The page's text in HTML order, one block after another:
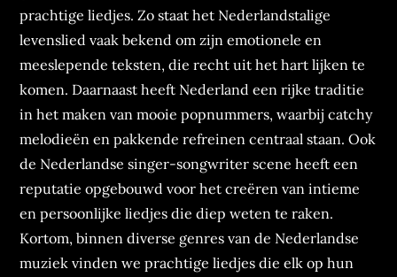
prachtige liedjes. Zo staat het Nederlandstalige
levenslied vaak bekend om zijn emotionele en
meeslepende teksten, die recht uit het hart lijken te
komen. Daarnaast heeft Nederland een rijke traditie
in het maken van mooie popnummers, waarbij catchy
melodieën en pakkende refreinen centraal staan. Ook
de Nederlandse singer-songwriter scene heeft een
reputatie opgebouwd voor het creëren van intieme
en persoonlijke liedjes die diep weten te raken.
Kortom, binnen diverse genres van de Nederlandse
muziek vinden we prachtige liedjes die elk op hun